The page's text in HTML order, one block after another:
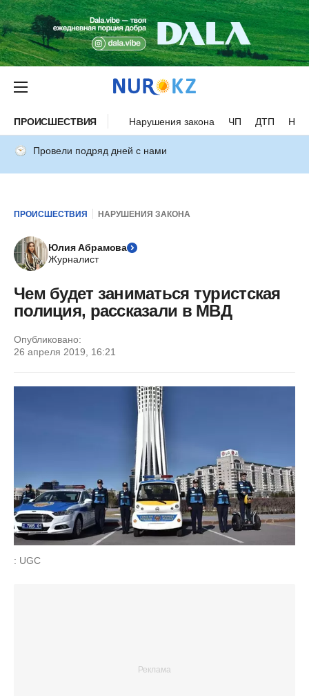
ПРОИСШЕСТВИЯ Нарушения закона ЧП ДТП
Провели подряд дней с нами
ПРОИСШЕСТВИЯ НАРУШЕНИЯ ЗАКОНА
Юлия Абрамова
Журналист
Чем будет заниматься туристская
полиция, рассказали в МВД
Опубликовано:
26 апреля 2019, 16:21
: UGC